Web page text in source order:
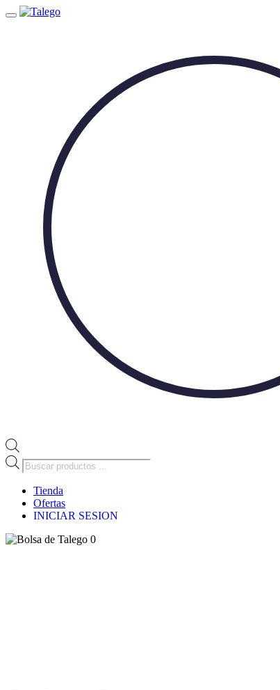
Búsqueda
de
productos
Tienda
Ofertas
INICIAR SESION
0